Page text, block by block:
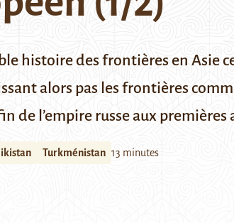
histoire des frontières en Asie
alors pas les frontières
de l’empire russe aux
Turkménistan 13 minutes